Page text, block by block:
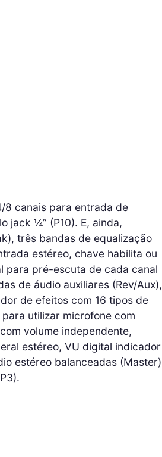
8 canais para entrada de
jack ¼” (P10). E, ainda,
três bandas de equalização
estéreo, chave habilita ou
para pré-escuta de cada canal
de áudio auxiliares (Rev/Aux),
de efeitos com 16 tipos de
utilizar microfone com
volume independente,
estéreo, VU digital indicador
estéreo balanceadas (Master)